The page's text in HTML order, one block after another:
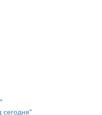
сегодня"